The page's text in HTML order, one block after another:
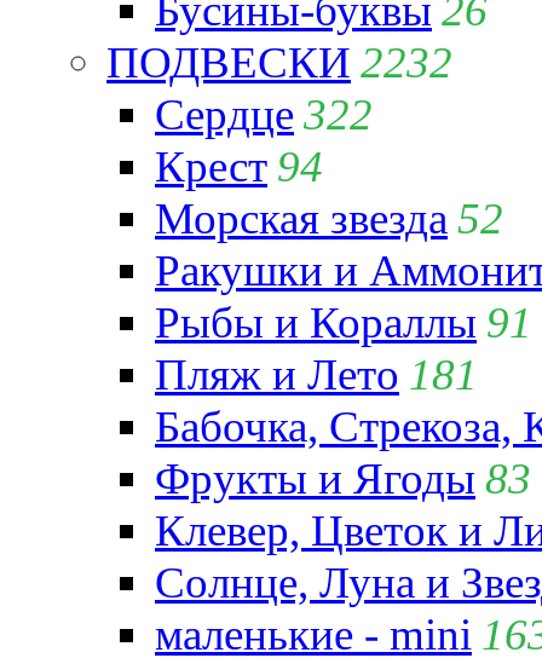
Бусины-буквы 26
ПОДВЕСКИ 2232
Сердце322
Крест 94
Морская звезда 52
Ракушки и
Рыбы и Кораллы 91
Пляж и Лето 181
Бабочка,
Фрукты и Ягоды 83
Клевер, Цветок и
Солнце, Луна и
маленькие - mini